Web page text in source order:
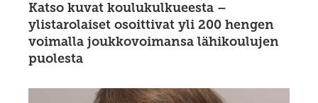
Katso kuvat koulukulkueesta –
ylistarolaiset osoittivat yli 200 hengen
voimalla joukkovoimansa lähikoulujen
puolesta